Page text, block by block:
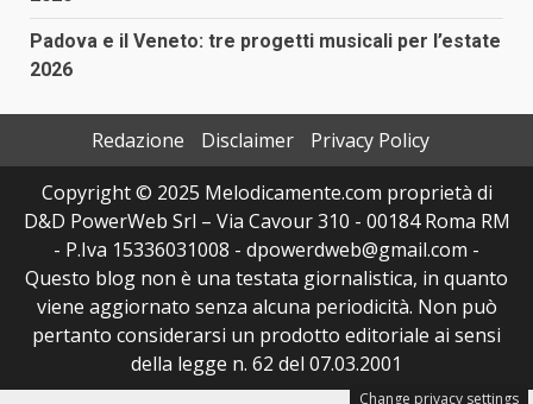
Padova e il Veneto: tre progetti musicali per l’estate
2026
Redazione Disclaimer
Privacy Policy
Copyright © 2025 Melodicamente.com proprietà di
D&D PowerWeb Srl – Via Cavour 310 - 00184 Roma RM
- P.Iva 15336031008 - dpowerdweb@gmail.com -
Questo blog non è una testata giornalistica, in quanto
viene aggiornato senza alcuna periodicità. Non può
pertanto considerarsi un prodotto editoriale ai sensi
della legge n. 62 del 07.03.2001
Change privacy settings